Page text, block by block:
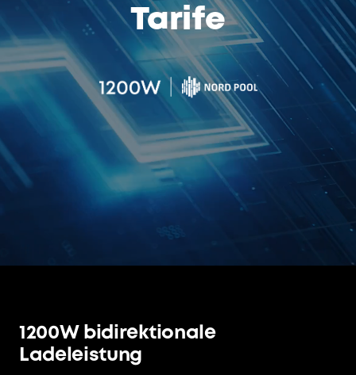
Tarife
1200W bidirektionale
Ladeleistung